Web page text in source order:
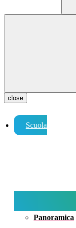
close
Scuola
Panoramica